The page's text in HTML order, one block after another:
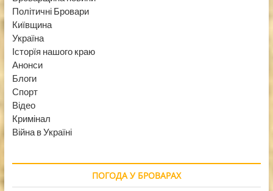
Політичні Бровари
Київщина
Україна
Історїя нашого краю
Анонси
Блоги
Спорт
Відео
Кримінал
Війна в Україні
ПОГОДА У БРОВАРАХ